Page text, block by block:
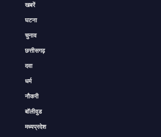
खबरें
घटना
चुनाव
छत्तीसगढ़
दवा
धर्म
नौकरी
बॉलीवुड
मध्यप्रदेश